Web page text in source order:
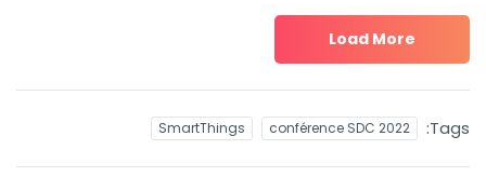
Load More
Tags:
conférence SDC 2022
SmartThings